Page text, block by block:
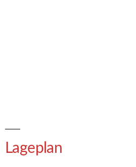
Lageplan